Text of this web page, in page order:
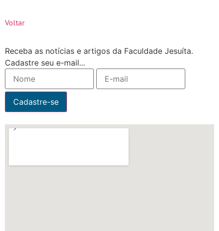
Voltar
Receba as notícias e artigos da Faculdade Jesuíta.
Cadastre seu e-mail...